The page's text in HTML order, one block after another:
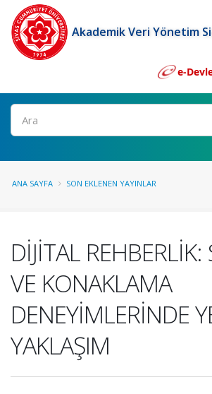
Akademik Veri Yönetim
e-
Ara
ANA SAYFA SON EKLENEN YAYINLAR
DİJİTAL REHBERLİK:
VE KONAKLAMA
DENEYİMLERİNDE
YAKLAŞIM